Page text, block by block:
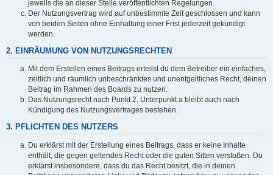
jeweils die an dieser Stelle veröffentlichten Regelungen.
Der Nutzungsvertrag wird auf unbestimmte Zeit geschlossen und kann
von beiden Seiten ohne Einhaltung einer Frist jederzeit gekündigt
werden.
2. EINRÄUMUNG VON NUTZUNGSRECHTEN
Mit dem Erstellen eines Beitrags erteilst du dem Betreiber ein einfaches,
zeitlich und räumlich unbeschränktes und unentgeltliches Recht, deinen
Beitrag im Rahmen des Boards zu nutzen.
Das Nutzungsrecht nach Punkt 2, Unterpunkt a bleibt auch nach
Kündigung des Nutzungsvertrages bestehen.
3. PFLICHTEN DES NUTZERS
Du erklärst mit der Erstellung eines Beitrags, dass er keine Inhalte
enthält, die gegen geltendes Recht oder die guten Sitten verstoßen. Du
erklärst insbesondere, dass du das Recht besitzt, die in deinen